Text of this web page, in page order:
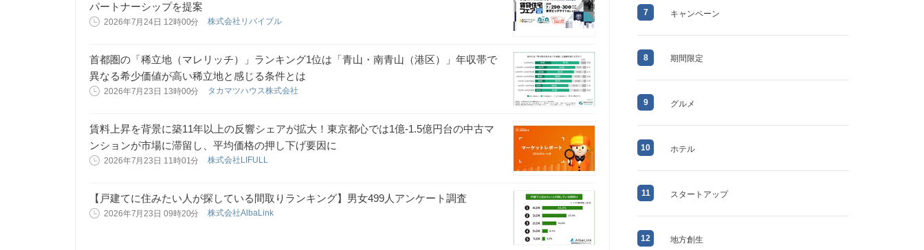
パートナーシップを提案
2026年7月24日 12時00分 株式会社リバイブル
首都圏の「稀立地（マレリッチ）」ランキング1位は「青山・南青山（港区）」年収帯で
異なる希少価値が高い稀立地と感じる条件とは
2026年7月23日 13時00分 タカマツハウス株式会社
賃料上昇を背景に築11年以上の反響シェアが拡大！東京都心では1億-1.5億円台の中古マ
ンションが市場に滞留し、平均価格の押し下げ要因に
2026年7月23日 11時01分 株式会社LIFULL
【戸建てに住みたい人が探している間取りランキング】男女499人アンケート調査
2026年7月23日 09時20分 株式会社AlbaLink
7 キャンペーン
8 期間限定
9 グルメ
10 ホテル
11 スタートアップ
12 地方創生